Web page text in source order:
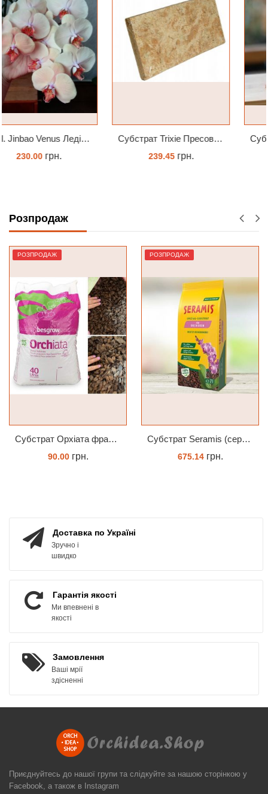
Субстрат Trixie Пресований мох сфагнум з Німеччини для орхідей та тераріумів 100 г
239.45
Субстрат Seramis (серамис) універсальний - гранульована глина стандартного разміра для всіх рослин 1 л
120.00
Розпродаж
РОЗПРОДАЖ
Субстрат Орхіата фракція 9-12мм
90.00грн.
РОЗПРОДАЖ
Субстрат Seramis (серамис) для орхідей 7 л заводське пакування
675.14грн.
Доставка по Україні
Зручно і
швидко
Гарантія якості
Ми впевнені в
якості
Замовлення
Ваші мрії
здісненні
Приєднуйтесь до нашої групи та слідкуйте за нашою сторінкою у
Facebook, а також в Instagram